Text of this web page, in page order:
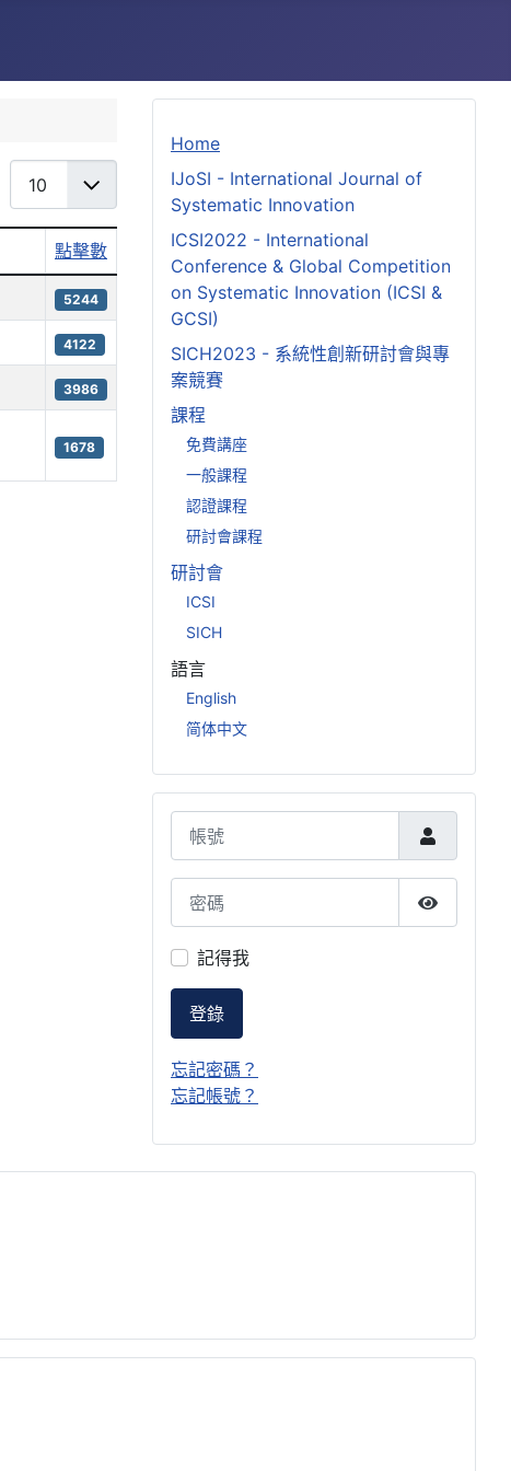
點擊數
5244
4122
3986
1678
Home
IJoSI - International Journal of
Systematic Innovation
ICSI2022 - International
Conference & Global Competition
on Systematic Innovation (ICSI &
GCSI)
SICH2023 - 系統性創新研討會與專
案競賽
課程
免費講座
一般課程
認證課程
研討會課程
研討會
ICSI
SICH
語言
English
简体中文
帳號
密碼
顯示密碼
記得我
登錄
忘記密碼？
忘記帳號？